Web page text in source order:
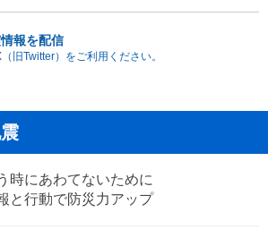
報を配信
旧Twitter）をご利用ください。
時にあわてないために
と行動で防災力アップ